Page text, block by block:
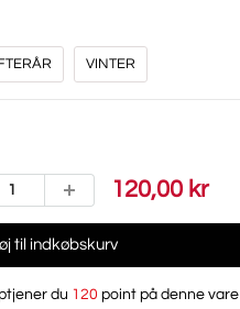
VINTER
120,00 kr
til indkøbskurv
du 120 point på denne vare